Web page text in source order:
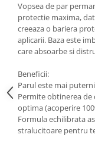
Vopsea de par
protectie maxima,
creeaza o bariera
aplicarii. Baza este
care absoarbe si
Beneficii:
Parul este mai
Permite obtinerea
optima (acoperire
Formula echilibrata
stralucitoare pentru